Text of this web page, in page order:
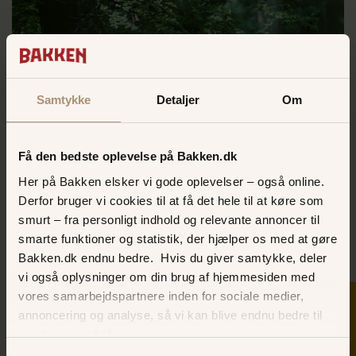
Samtykke Detaljer Om
Få den bedste oplevelse på Bakken.dk
Her på Bakken elsker vi gode oplevelser – også online.
Derfor bruger vi cookies til at få det hele til at køre som
smurt – fra personligt indhold og relevante annoncer til
smarte funktioner og statistik, der hjælper os med at gøre
Bakken.dk endnu bedre. Hvis du giver samtykke, deler
vi også oplysninger om din brug af hjemmesiden med
vores samarbejdspartnere inden for sociale medier,
annoncering og analyse, så vi kan blive endnu bedre til
næste gang, du besøger os.
SKER I DAG
Skovtur
Tag en pause i Dyrehaven, når forlystelsernes larm
bliver for meget
LÆS MERE HER